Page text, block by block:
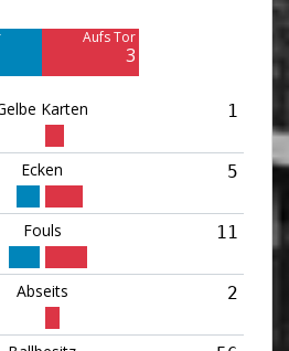
Aufs Tor
3
Karten 1
Ecken 5
Fouls 11
Abseits 2